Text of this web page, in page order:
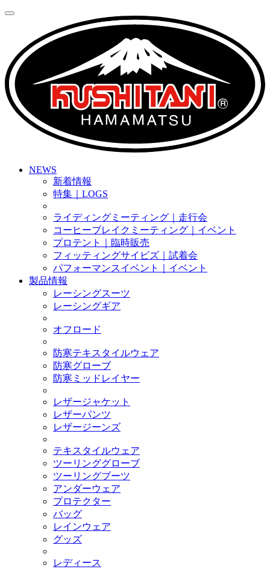
NEWS
新着情報
特集｜LOGS
ライディングミーティング｜走行会
コーヒーブレイクミーティング｜イベント
プロテント｜臨時販売
フィッティングサイビズ｜試着会
パフォーマンスイベント｜イベント
製品情報
レーシングスーツ
レーシングギア
オフロード
防寒テキスタイルウェア
防寒グローブ
防寒ミッドレイヤー
レザージャケット
レザーパンツ
レザージーンズ
テキスタイルウェア
ツーリンググローブ
ツーリングブーツ
アンダーウェア
プロテクター
バッグ
レインウェア
グッズ
レディース